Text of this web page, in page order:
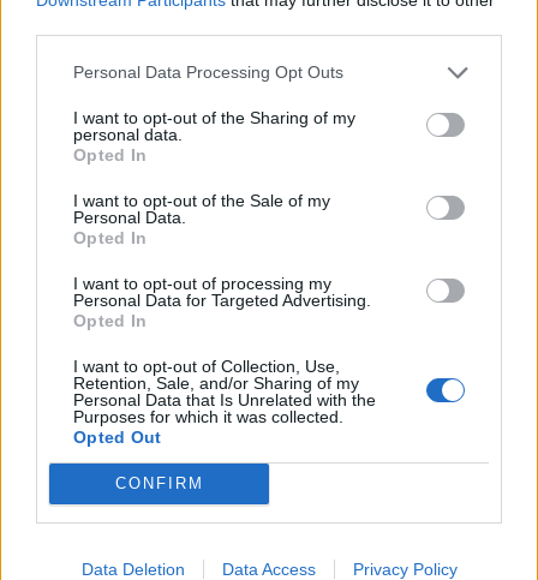
Personal Data Processing Opt Outs
I want to opt-out of the Sharing of my
personal data.
Opted In
I want to opt-out of the Sale of my
Personal Data.
Opted In
I want to opt-out of processing my
Personal Data for Targeted Advertising.
Opted In
I want to opt-out of Collection, Use,
Retention, Sale, and/or Sharing of my
Personal Data that Is Unrelated with the
Purposes for which it was collected.
Opted Out
CONFIRM
Data Deletion Data Access Privacy Policy
Boυλή: Στην ολομέλεια το Ενιαίο
Ψηφιακό Μητρώο παρακολούθησης
υποθέσεων διαφθοράς
Στην ολομέλεια εισάγεται αύριο, Τετάρτη 25
Δικαιοσύνης "Σύσταση και λειτουργία Ενιαίου Ψηφιακού
Μητρώου παρακολούθησης υποθέσεων διαφθοράς,
παρεμβάσεις στον Κώδικα Πολιτικής Δικονομίας και
λοιπές διατάξεις".
Κατηγορία Πολιτικά